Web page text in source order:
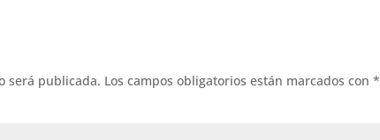
será publicada. Los campos obligatorios están marcados con*